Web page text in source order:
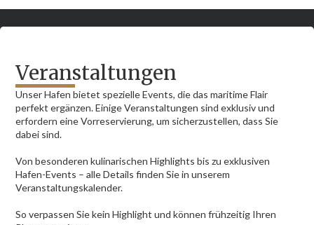
Veranstaltungen
Unser Hafen bietet spezielle Events, die das maritime Flair
perfekt ergänzen. Einige Veranstaltungen sind exklusiv und
erfordern eine Vorreservierung, um sicherzustellen, dass Sie
dabei sind.
Von besonderen kulinarischen Highlights bis zu exklusiven
Hafen-Events – alle Details finden Sie in unserem
Veranstaltungskalender.
So verpassen Sie kein Highlight und können frühzeitig Ihren